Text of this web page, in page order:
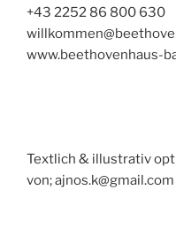
+43 2252 86 800 630
www.beethovenhaus-
Textlich & illustrativ
von; ajnos.k@gmail.com